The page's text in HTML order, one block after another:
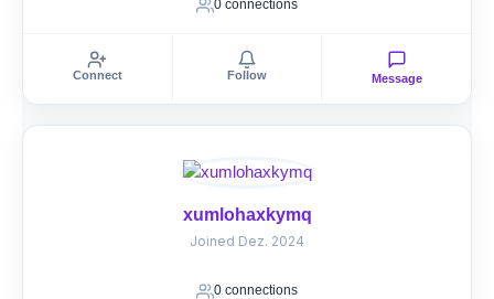
0 connections
Connect Follow Message
xumlohaxkymq
Joined Dez. 2024
0 connections